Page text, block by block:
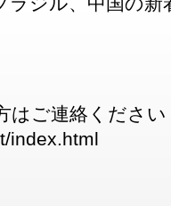
はご連絡ください
index.html